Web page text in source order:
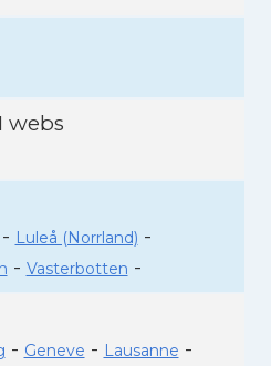
webs
- Luleå (Norrland) -
- Vasterbotten -
- Geneve - Lausanne -